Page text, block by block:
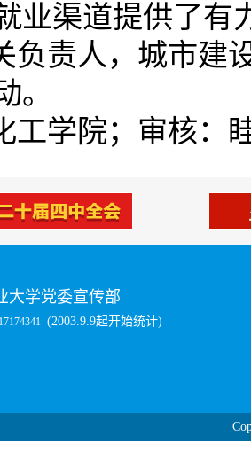
业渠道提供了有
负责人，城市建
。
工学院；审核：
大学党委宣传部
17174341 (2003.9.9起开始统计)